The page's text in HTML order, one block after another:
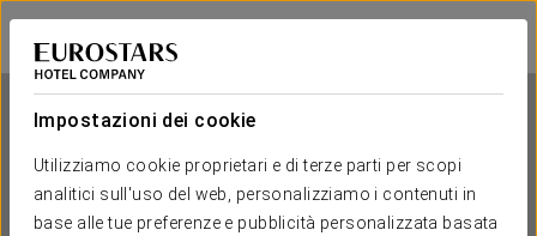
Impostazioni dei cookie
Utilizziamo cookie proprietari e di terze parti per scopi
analitici sull'uso del web, personalizziamo i contenuti in
base alle tue preferenze e pubblicità personalizzata basata
Exe Panorama
PARIGI
Exe Panorama